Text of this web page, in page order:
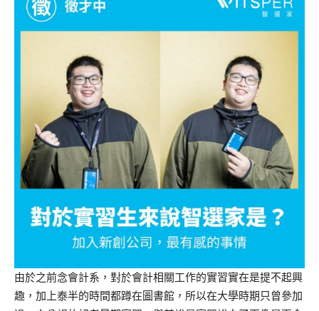
由於之前念會計系，對於會計相關工作的實習實在是提不起興
趣，加上泰半的時間都蹲在圖書館，所以在大學時期只曾參加